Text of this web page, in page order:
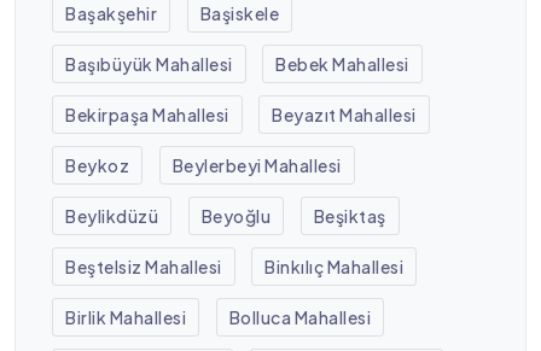
Başakşehir Başiskele
Başıbüyük Mahallesi Bebek Mahallesi
Bekirpaşa Mahallesi Beyazıt Mahallesi
Beykoz Beylerbeyi Mahallesi
Beylikdüzü Beyoğlu Beşiktaş
Beştelsiz Mahallesi Binkılıç Mahallesi
Birlik Mahallesi Bolluca Mahallesi